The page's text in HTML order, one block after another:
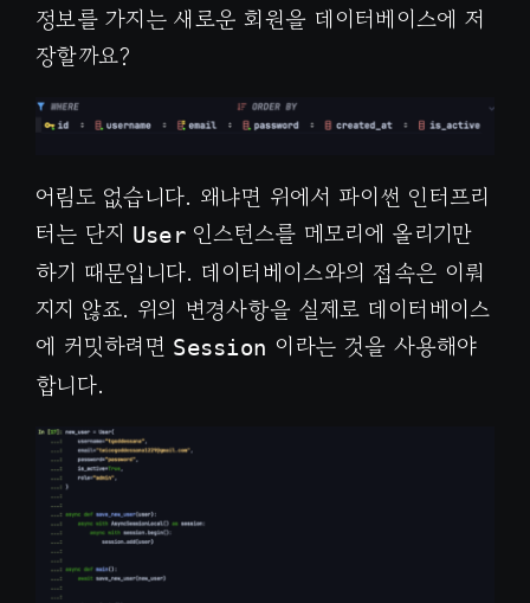
정보를 가지는 새로운 회원을 데이터베이스에 저
장할까요?
어림도 없습니다. 왜냐면 위에서 파이썬 인터프리
터는 단지 User인스턴스를 메모리에 올리기만
하기 때문입니다. 데이터베이스와의 접속은 이뤄
지지 않죠. 위의 변경사항을 실제로 데이터베이스
에 커밋하려면 Session 이라는 것을 사용해야
합니다.